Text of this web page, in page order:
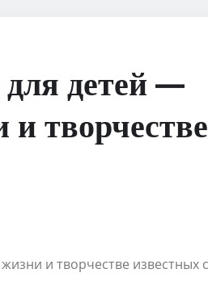
детей —
творчестве